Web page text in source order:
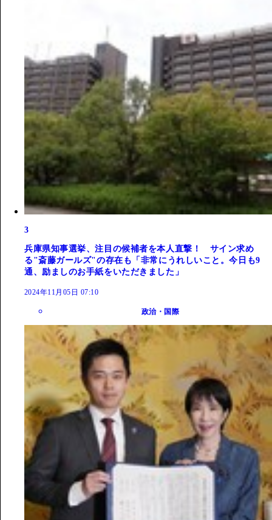
3
兵庫県知事選挙、注目の候補者を本人直撃！ サイン求め
る"斎藤ガールズ"の存在も「非常にうれしいこと。今日も9
通、励ましのお手紙をいただきました」
2024年11月05日 07:10
政治・国際